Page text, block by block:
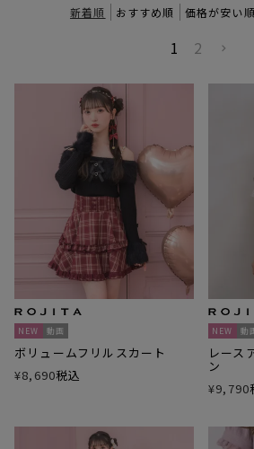
o
新着順 おすすめ順 価格が安い順
1 2
NEW 動画
ボリュームフリルスカート
¥8,690税込
NEW 動
レース
ン
¥9,790